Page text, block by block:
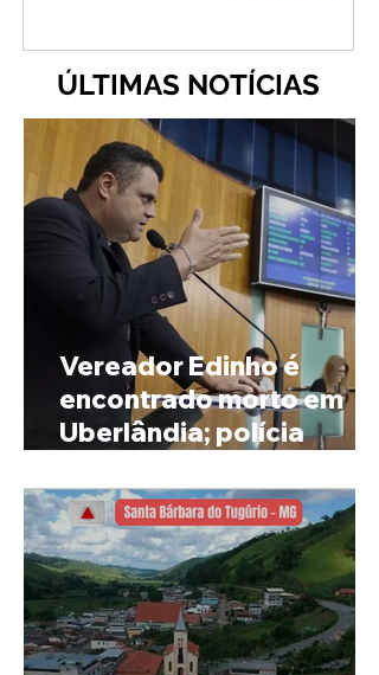
ÚLTIMAS NOTÍCIAS
Vereador Edinho é
encontrado morto em
Uberlândia; polícia